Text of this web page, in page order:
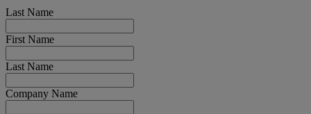
Last Name
First Name
Last Name
Company Name